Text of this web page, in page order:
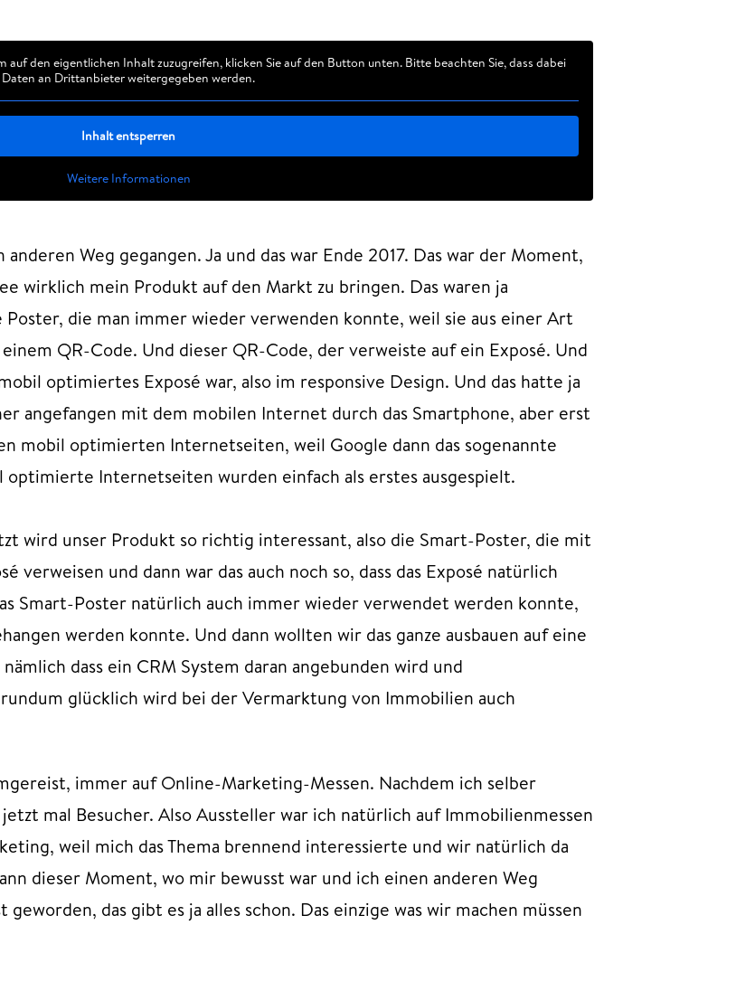
auf den eigentlichen Inhalt zuzugreifen, klicken Sie auf den Button unten. Bitte beachten Sie, dass dabei
Daten an Drittanbieter weitergegeben werden.
Inhalt entsperren
Weitere Informationen
Weg gegangen. Ja und das war Ende 2017. Das war der Moment,
wirklich mein Produkt auf den Markt zu bringen. Das waren ja
die man immer wieder verwenden konnte, weil sie aus einer Art
QR-Code. Und dieser QR-Code, der verweiste auf ein Exposé. Und
optimiertes Exposé war, also im responsive Design. Und das hatte ja
angefangen mit dem mobilen Internet durch das Smartphone, aber erst
mobil optimierten Internetseiten, weil Google dann das sogenannte
Internetseiten wurden einfach als erstes ausgespielt.
wird unser Produkt so richtig interessant, also die Smart-Poster, die mit
verweisen und dann war das auch noch so, dass das Exposé natürlich
Smart-Poster natürlich auch immer wieder verwendet werden konnte,
werden konnte. Und dann wollten wir das ganze ausbauen auf eine
dass ein CRM System daran angebunden wird und
rundum glücklich wird bei der Vermarktung von Immobilien auch
immer auf Online-Marketing-Messen. Nachdem ich selber
mal Besucher. Also Aussteller war ich natürlich auf Immobilienmessen
weil mich das Thema brennend interessierte und wir natürlich da
dieser Moment, wo mir bewusst war und ich einen anderen Weg
das gibt es ja alles schon. Das einzige was wir machen müssen